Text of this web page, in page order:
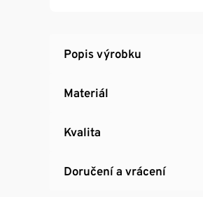
Popis výrobku
Materiál
Kvalita
Doručení a vrácení